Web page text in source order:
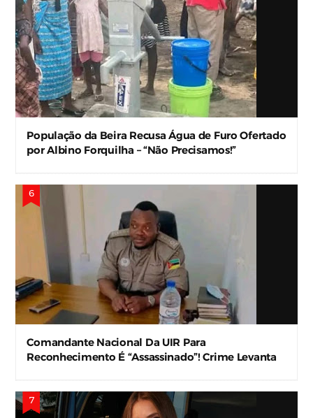
População da Beira Recusa Água de Furo Ofertado
por Albino Forquilha – “Não Precisamos!”
Comandante Nacional Da UIR Para
Reconhecimento É “Assassinado”! Crime Levanta